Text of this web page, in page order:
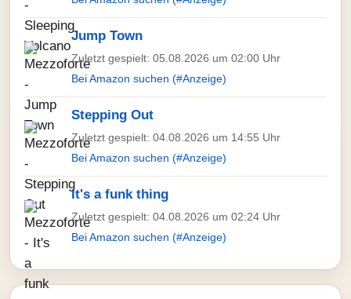
Jump Town
Zuletzt gespielt: 05.08.2026 um 02:00 Uhr
Bei Amazon suchen (#Anzeige)
Stepping Out
Zuletzt gespielt: 04.08.2026 um 14:55 Uhr
Bei Amazon suchen (#Anzeige)
It's a funk thing
Zuletzt gespielt: 04.08.2026 um 02:24 Uhr
Bei Amazon suchen (#Anzeige)